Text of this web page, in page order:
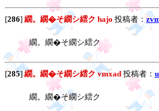
[286] 繝。繝�そ繝シ繧ク hajo 投稿者：
繝。繝�そ繝シ繧ク
[285]繝。繝�そ繝シ繧ク vmxad 投稿者：
繝。繝�そ繝シ繧ク